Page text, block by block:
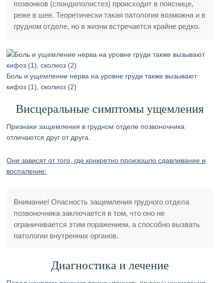
позвонков (спондилолистез) происходит в пояснице,
реже в шее. Теоретически такая патология возможна и в
грудном отделе, но в жизни встречается крайне редко.
Боль и ущемление нерва на уровне груди также вызывают
кифоз (1), сколиоз (2)
Висцеральные симптомы ущемления
Признаки защемления в грудном отделе позвоночника
отличаются друг от друга.
Они зависят от того, где конкретно произошло сдавливание и
воспаление:
Внимание! Опасность защемления грудного отдела
позвоночника заключается в том, что оно не
ограничивается этим поражением, а способно вызвать
патологии внутренних органов.
Диагностика и лечение